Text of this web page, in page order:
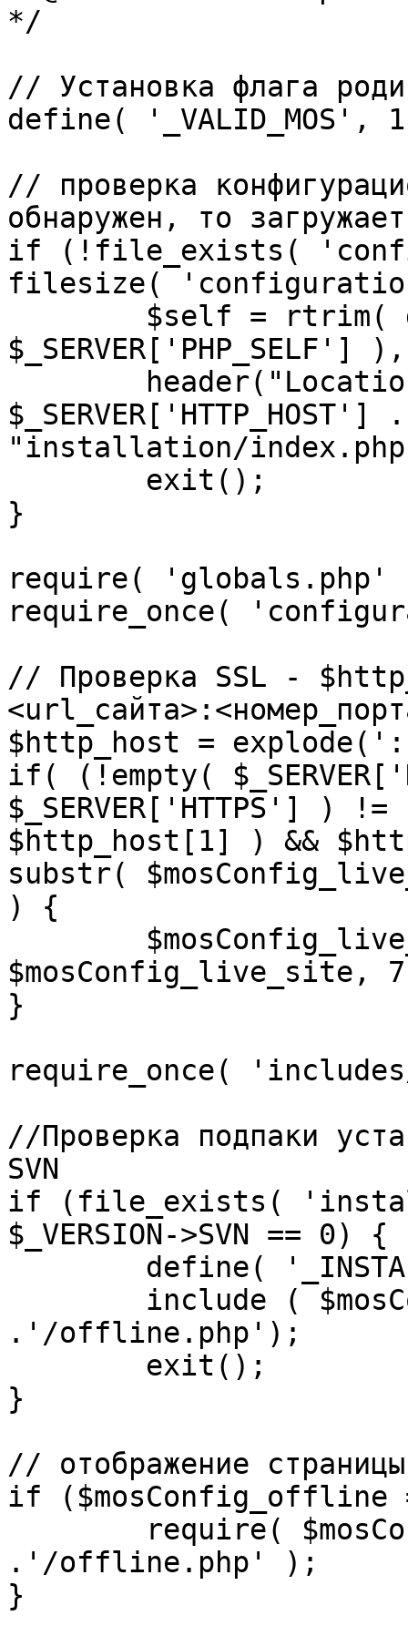
*/
// Установка флага
define( '_VALID_MOS',
// проверка
обнаружен, то
if (!file_exists(
filesize(
"installation/
}
require(
require_once(
// Проверка SSL -
$http_host = explode(':',
if( (!empty(
$_SERVER['HTTPS']
$http_host[1] ) &&
substr(
) {
$mosConfig_live_site,
}
require_once(
//Проверка подпаки
SVN
if (file_exists(
$_VERSION->SVN == 0) {
.'/offline.php');
}
// отображение
if ($mosConfig_offline
.'/offline.php' );
}